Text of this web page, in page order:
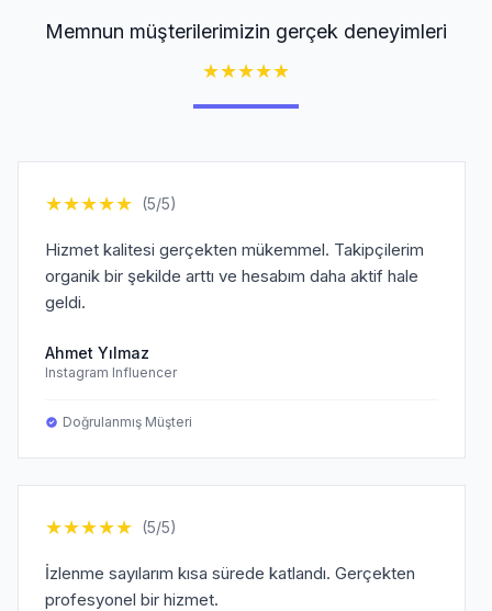
Memnun müşterilerimizin gerçek deneyimleri
★★★★★
★★★★★ (5/5)
Hizmet kalitesi gerçekten mükemmel. Takipçilerim
organik bir şekilde arttı ve hesabım daha aktif hale
geldi.
Ahmet Yılmaz
Instagram Influencer
Doğrulanmış Müşteri
★★★★★ (5/5)
İzlenme sayılarım kısa sürede katlandı. Gerçekten
profesyonel bir hizmet.